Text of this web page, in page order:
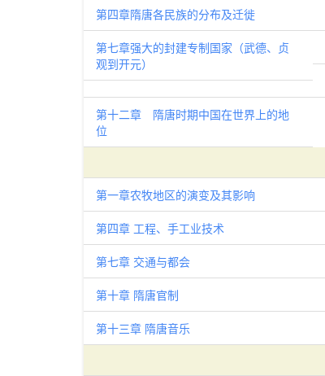
第四章隋唐各民族的分布及迁徙
第七章强大的封建专制国家（武德、贞
观到开元）
第十二章 隋唐时期中国在世界上的地
位
第一章农牧地区的演变及其影响
第四章 工程、手工业技术
第七章 交通与都会
第十章 隋唐官制
第十三章 隋唐音乐